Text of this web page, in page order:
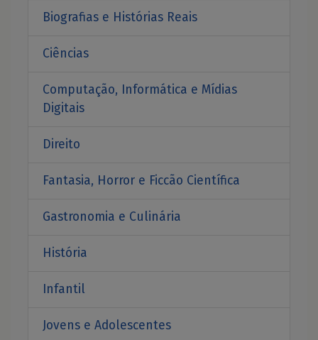
Biografias e Histórias Reais
Ciências
Computação, Informática e Mídias
Digitais
Direito
Fantasia, Horror e Ficcão Científica
Gastronomia e Culinária
História
Infantil
Jovens e Adolescentes